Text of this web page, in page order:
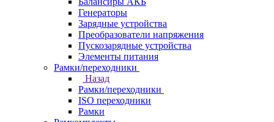
Генераторы
Зарядные устройства
Преобразователи напряжения
Пускозарядные устройства
Элементы питания
Рамки/переходники
Назад
Рамки/переходники
ISO переходники
Рамки